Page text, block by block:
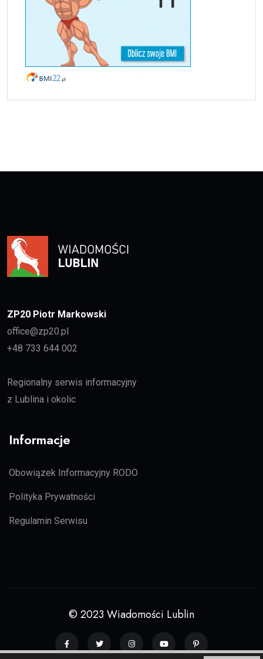
ZP20 Piotr Markowski
office@zp20.pl
+48 733 644 002
Regionalny serwis informacyjny
z Lublina i okolic
Informacje
Obowiązek Informacyjny RODO
Polityka Prywatności
Regulamin Serwisu
© 2023 Wiadomości Lublin